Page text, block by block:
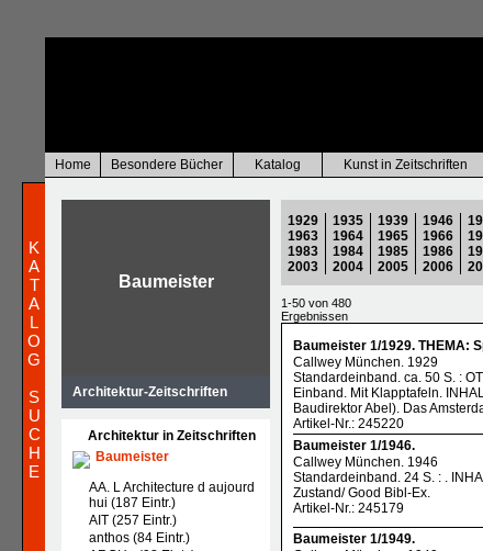
Home Besondere Bücher Katalog Kunst in Zeitschriften
Baumeister
Architektur-Zeitschriften
Architektur in Zeitschriften
Baumeister
AA. L Architecture d aujourd
hui (187 Eintr.)
AIT (257 Eintr.)
anthos (84 Eintr.)
1929 1935 1939 1946
1963
1964 1965 1966
1983
1984 1985 1986
2003
2004 2005 2006
1-50 von 480
Ergebnissen
Baumeister 1/1929. THEMA:
Callwey München. 1929
Standardeinband. ca. 50 S. :
Einband. Mit Klapptafeln.
Baudirektor Abel). Das
Artikel-Nr.: 245220
Baumeister 1/1946.
Callwey München. 1946
Standardeinband. 24 S. : .
Zustand/ Good Bibl-Ex.
Artikel-Nr.: 245179
Baumeister 1/1949.
K
A
T
A
L
O
G
S
U
C
H
E